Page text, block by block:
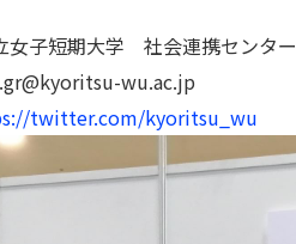
女子短期大学 社会連携センター
wu.ac.jp
twitter.com/kyoritsu_wu